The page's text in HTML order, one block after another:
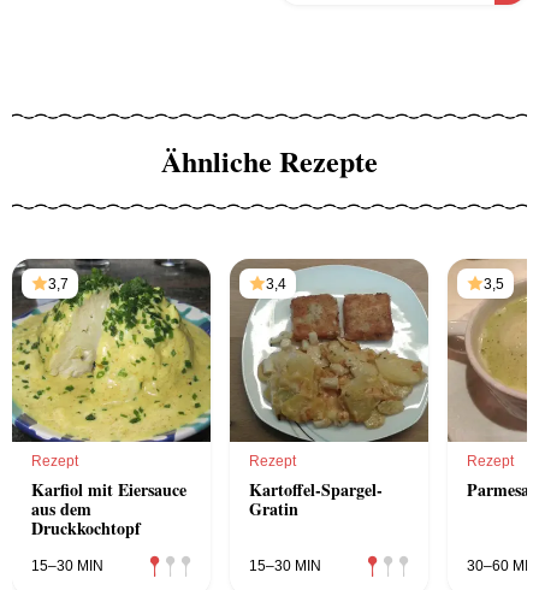
Ähnliche Rezepte
3,7
Rezept
Karfiol mit Eiersauce
aus dem
Druckkochtopf
15–30 MIN
3,4
Rezept
Kartoffel-Spargel-
Gratin
15–30 MIN
3,5
Rezept
30–60 MIN